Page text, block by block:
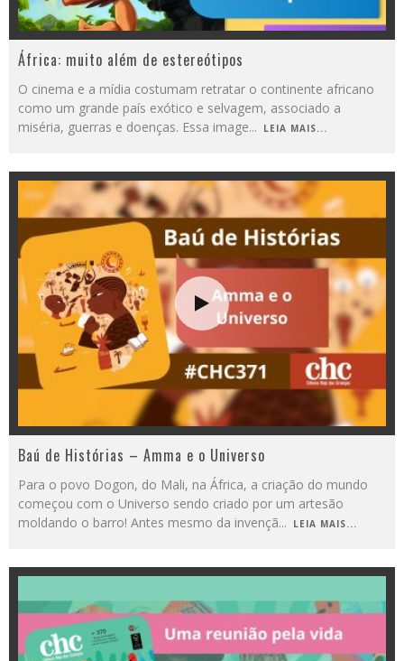
África: muito além de estereótipos
O cinema e a mídia costumam retratar o continente africano
como um grande país exótico e selvagem, associado a
miséria, guerras e doenças. Essa image... LEIA MAIS...
Baú de Histórias – Amma e o Universo
Para o povo Dogon, do Mali, na África, a criação do mundo
começou com o Universo sendo criado por um artesão
moldando o barro! Antes mesmo da invençã... LEIA MAIS...